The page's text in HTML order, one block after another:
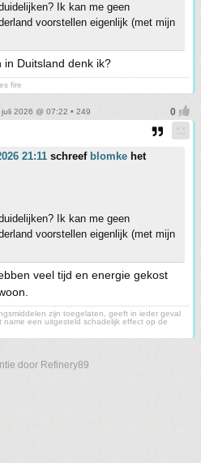
Ik kan me geen
voorstellen eigenlijk (met mijn
in Duitsland denk ik?
fire
2026 @ 07:22 • 249
21:11 schreef blomke het
Ik kan me geen
voorstellen eigenlijk (met mijn
veel tijd en energie gekost
zijn toegelaten, geeft in ieder geval
een uitgesteld schadelijk effect op de
door Refinery89